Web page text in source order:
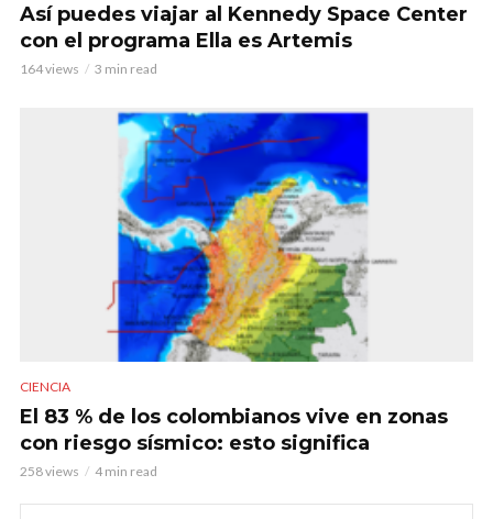
Así puedes viajar al Kennedy Space Center
con el programa Ella es Artemis
164 views 3 min read
CIENCIA
El 83 % de los colombianos vive en zonas
con riesgo sísmico: esto significa
258 views 4 min read